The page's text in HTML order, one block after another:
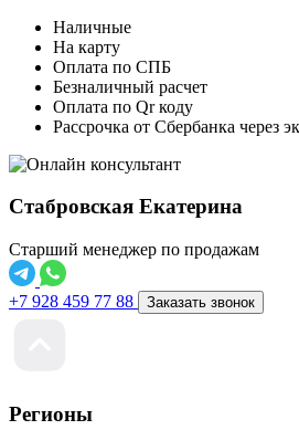
Наличные
На карту
Оплата по СПБ
Безналичный расчет
Оплата по Qr коду
Рассрочка от Сбербанка через
Стабровская Екатерина
Старший менеджер по продажам
+7 928 459 77 88 Заказать звонок
Регионы